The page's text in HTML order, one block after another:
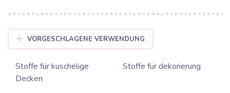
VORGESCHLAGENE VERWENDUNG
Stoffe für kuschelige
Decken
Stoffe für dekorierung